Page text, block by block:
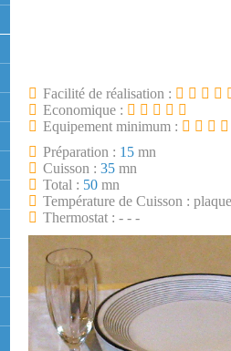
Facilité de réalisation :
Economique :
Equipement minimum :
Préparation : 15 mn
Cuisson : 35 mn
Total : 50 mn
Température de Cuisson :
Thermostat : - - -